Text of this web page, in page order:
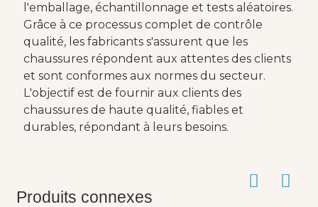
l'emballage, échantillonnage et tests aléatoires.
Grâce à ce processus complet de contrôle
qualité, les fabricants s'assurent que les
chaussures répondent aux attentes des clients
et sont conformes aux normes du secteur.
L'objectif est de fournir aux clients des
chaussures de haute qualité, fiables et
durables, répondant à leurs besoins.
Produits connexes